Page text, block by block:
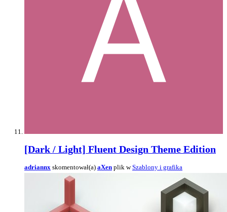
[Dark / Light] Fluent Design Theme Edition
adriannx skomentował(a) aXen plik wSzablony i grafika